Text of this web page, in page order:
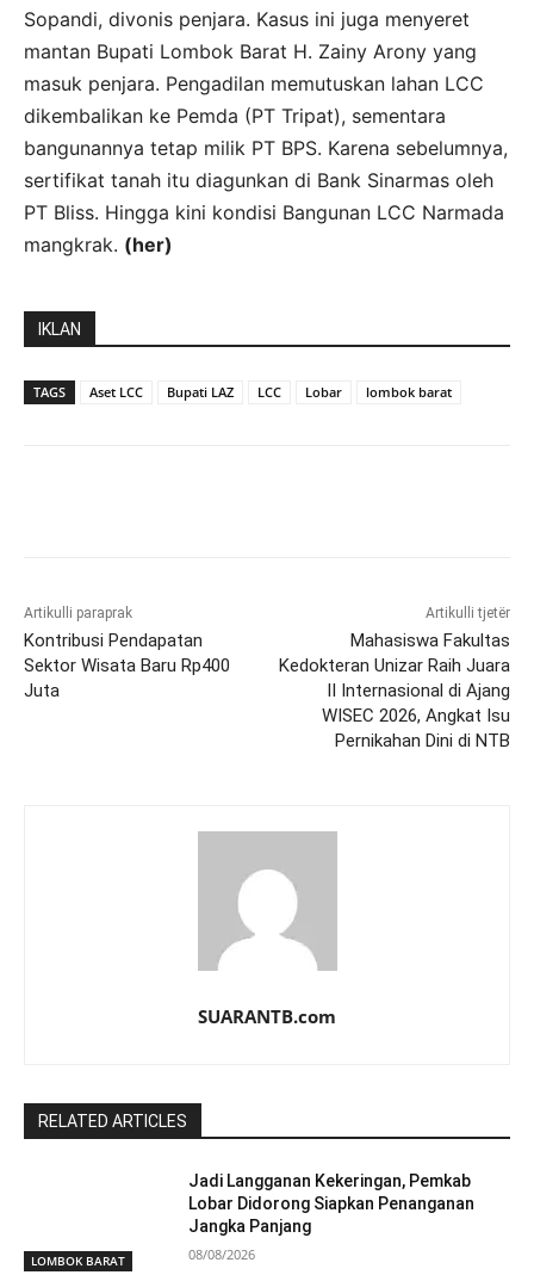
Sopandi, divonis penjara. Kasus ini juga menyeret
mantan Bupati Lombok Barat H. Zainy Arony yang
masuk penjara. Pengadilan memutuskan lahan LCC
dikembalikan ke Pemda (PT Tripat), sementara
bangunannya tetap milik PT BPS. Karena sebelumnya,
sertifikat tanah itu diagunkan di Bank Sinarmas oleh
PT Bliss. Hingga kini kondisi Bangunan LCC Narmada
mangkrak. (her)
IKLAN
TAGS Aset LCC Bupati LAZ LCC Lobar lombok barat
Artikulli paraprak
Kontribusi Pendapatan
Sektor Wisata Baru Rp400
Juta
Artikulli tjetër
Mahasiswa Fakultas
Kedokteran Unizar Raih Juara
II Internasional di Ajang
WISEC 2026, Angkat Isu
Pernikahan Dini di NTB
SUARANTB.com
RELATED ARTICLES
LOMBOK BARAT
Jadi Langganan Kekeringan, Pemkab
Lobar Didorong Siapkan Penanganan
Jangka Panjang
08/08/2026